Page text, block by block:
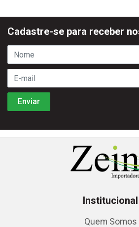
Cadastre-se para receber
Institucional
Quem Somos